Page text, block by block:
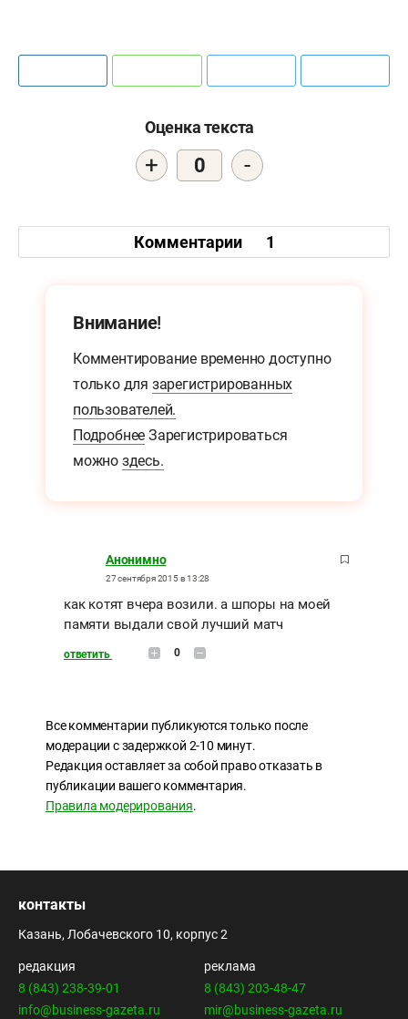
Оценка текста
+ 0 -
Комментарии 1
Внимание!
Комментирование временно доступно
только для зарегистрированных
пользователей.
Подробнее Зарегистрироваться
можно здесь.
Анонимно
27 сентября 2015 в 13:28
как котят вчера возили. а шпоры на моей
памяти выдали свой лучший матч
ответить 0
Все комментарии публикуются только после
модерации с задержкой 2-10 минут.
Редакция оставляет за собой право отказать в
публикации вашего комментария.
Правила модерирования.
контакты
Казань, Лобачевского 10, корпус 2
редакция
8 (843) 238-39-01
info@business-gazeta.ru
реклама
8 (843) 203-48-47
mir@business-gazeta.ru